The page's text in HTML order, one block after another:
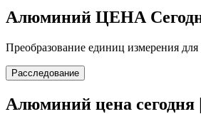
Алюминий ЦЕНА
Преобразование единиц измерения
Расследование
Алюминий цена сегодня